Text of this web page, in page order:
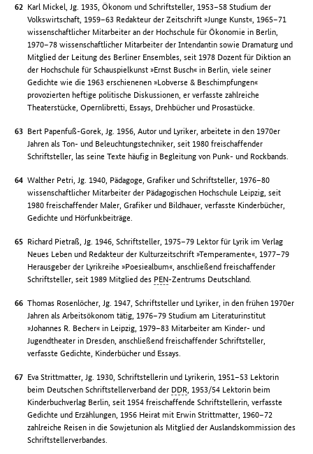
Karl Mickel, Jg. 1935, Ökonom und Schriftsteller, 1953–58 Studium der
Volkswirtschaft, 1959–63 Redakteur der Zeitschrift »Junge Kunst«, 1965–71
wissenschaftlicher Mitarbeiter an der Hochschule für Ökonomie in Berlin,
1970–78 wissenschaftlicher Mitarbeiter der Intendantin sowie Dramaturg und
Mitglied der Leitung des Berliner Ensembles, seit 1978 Dozent für Diktion an
der Hochschule für Schauspielkunst »Ernst Busch« in Berlin, viele seiner
Gedichte wie die 1963 erschienenen »Lobverse & Beschimpfungen«
provozierten heftige politische Diskussionen, er verfasste zahlreiche
Theaterstücke, Opernlibretti, Essays, Drehbücher und Prosastücke.
Bert Papenfuß-Gorek, Jg. 1956, Autor und Lyriker, arbeitete in den 1970er
Jahren als Ton- und Beleuchtungstechniker, seit 1980 freischaffender
Schriftsteller, las seine Texte häufig in Begleitung von Punk- und Rockbands.
Walther Petri, Jg. 1940, Pädagoge, Grafiker und Schriftsteller, 1976–80
wissenschaftlicher Mitarbeiter der Pädagogischen Hochschule Leipzig, seit
1980 freischaffender Maler, Grafiker und Bildhauer, verfasste Kinderbücher,
Gedichte und Hörfunkbeiträge.
Richard Pietraß, Jg. 1946, Schriftsteller, 1975–79 Lektor für Lyrik im Verlag
Neues Leben und Redakteur der Kulturzeitschrift »Temperamente«, 1977–79
Herausgeber der Lyrikreihe »Poesiealbum«, anschließend freischaffender
Schriftsteller, seit 1989 Mitglied des PEN-Zentrums Deutschland.
Thomas Rosenlöcher, Jg. 1947, Schriftsteller und Lyriker, in den frühen 1970er
Jahren als Arbeitsökonom tätig, 1976–79 Studium am Literaturinstitut
»Johannes R. Becher« in Leipzig, 1979–83 Mitarbeiter am Kinder- und
Jugendtheater in Dresden, anschließend freischaffender Schriftsteller,
verfasste Gedichte, Kinderbücher und Essays.
Eva Strittmatter, Jg. 1930, Schriftstellerin und Lyrikerin, 1951–53 Lektorin
beim Deutschen Schriftstellerverband der DDR , 1953/54 Lektorin beim
Kinderbuchverlag Berlin, seit 1954 freischaffende Schriftstellerin, verfasste
Gedichte und Erzählungen, 1956 Heirat mit Erwin Strittmatter, 1960–72
zahlreiche Reisen in die Sowjetunion als Mitglied der Auslandskommission des
Schriftstellerverbandes.